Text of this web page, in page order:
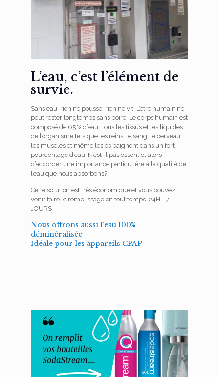
L’eau, c’est l’élément de
survie.
Sans eau, rien ne pousse, rien ne vit. L’être humain ne
peut rester longtemps sans boire. Le corps humain est
composé de 65 % d’eau. Tous les tissus et les liquides
de l’organisme tels que les reins, le sang, le cerveau,
les muscles et même les os baignent dans un fort
pourcentage d’eau. N’est-il pas essentiel alors
d’accorder une importance particulière à la qualité de
l’eau que nous absorbons?
Cette solution est très économique et vous pouvez
venir faire le remplissage en tout temps. 24H - 7
JOURS
Nous offrons aussi l'eau 100%
déminéralisée
Idéale pour les appareils CPAP